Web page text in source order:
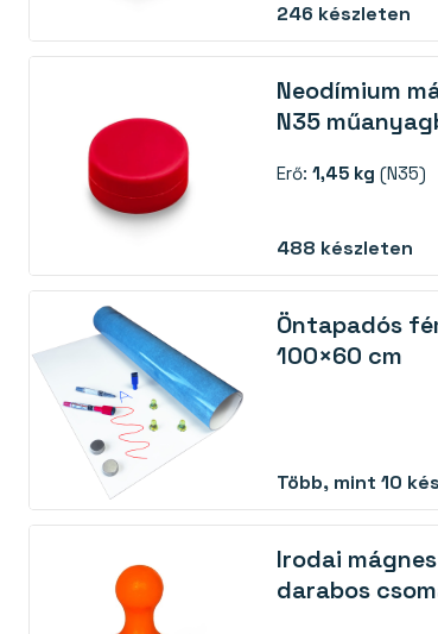
246 készleten
Neodímium
N35
Erő: 1,45 kg (N35)
488 készleten
Öntapadós
100×60 cm
Több, mint 10
Irodai
darabos